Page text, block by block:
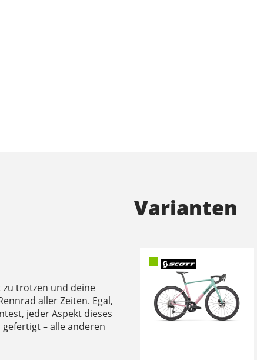
zu trotzen und deine
aller Zeiten. Egal,
jeder Aspekt dieses
– alle anderen
Varianten